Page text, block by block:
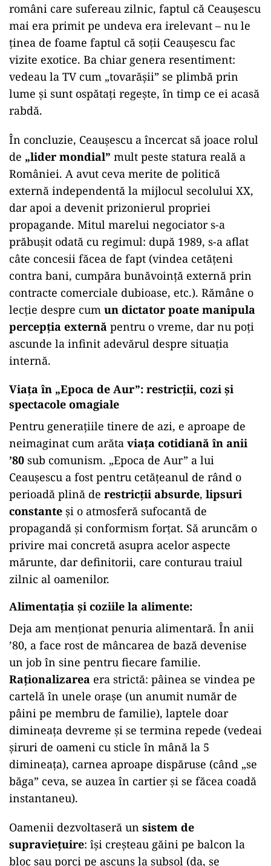
români care sufereau zilnic, faptul că Ceaușescu
mai era primit pe undeva era irelevant – nu le
ținea de foame faptul că soții Ceaușescu fac
vizite exotice. Ba chiar genera resentiment:
vedeau la TV cum „tovarășii” se plimbă prin
lume și sunt ospătați regește, în timp ce ei acasă
rabdă.
În concluzie, Ceaușescu a încercat să joace rolul
de „lider mondial” mult peste statura reală a
României. A avut ceva merite de politică
externă independentă la mijlocul secolului XX,
dar apoi a devenit prizonierul propriei
propagande. Mitul marelui negociator s-a
prăbușit odată cu regimul: după 1989, s-a aflat
câte concesii făcea de fapt (vindea cetățeni
contra bani, cumpăra bunăvoință externă prin
contracte comerciale dubioase, etc.). Rămâne o
lecție despre cum un dictator poate manipula
percepția externă pentru o vreme, dar nu poți
ascunde la infinit adevărul despre situația
internă.
Viața în „Epoca de Aur”: restricții, cozi și
spectacole omagiale
Pentru generațiile tinere de azi, e aproape de
neimaginat cum arăta viața cotidiană în anii
’80 sub comunism. „Epoca de Aur” a lui
Ceaușescu a fost pentru cetățeanul de rând o
perioadă plină de restricții absurde, lipsuri
constante și o atmosferă sufocantă de
propagandă și conformism forțat. Să aruncăm o
privire mai concretă asupra acelor aspecte
mărunte, dar definitorii, care conturau traiul
zilnic al oamenilor.
Alimentația și coziile la alimente:
Deja am menționat penuria alimentară. În anii
’80, a face rost de mâncarea de bază devenise
un job în sine pentru fiecare familie.
Raționalizarea era strictă: pâinea se vindea pe
cartelă în unele orașe (un anumit număr de
pâini pe membru de familie), laptele doar
dimineața devreme și se termina repede (vedeai
șiruri de oameni cu sticle în mână la 5
dimineața), carnea aproape dispăruse (când „se
băga” ceva, se auzea în cartier și se făcea coadă
instantaneu).
Oamenii dezvoltaseră un sistem de
supraviețuire: își creșteau găini pe balcon la
bloc sau porci pe ascuns la subsol (da, se